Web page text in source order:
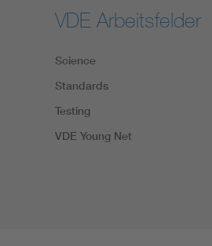
VDE Arbeitsfelder
Science
Standards
Testing
VDE Young Net